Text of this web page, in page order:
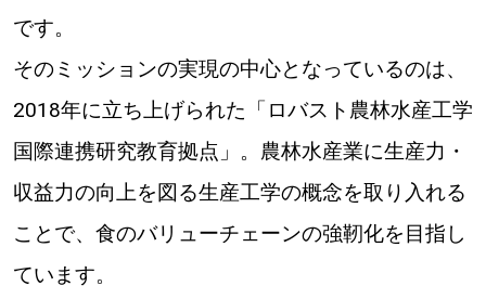
です。
そのミッションの実現の中心となっているのは、
2018年に立ち上げられた「ロバスト農林水産工学
国際連携研究教育拠点」。農林水産業に生産力・
収益力の向上を図る生産工学の概念を取り入れる
ことで、食のバリューチェーンの強靭化を目指し
ています。